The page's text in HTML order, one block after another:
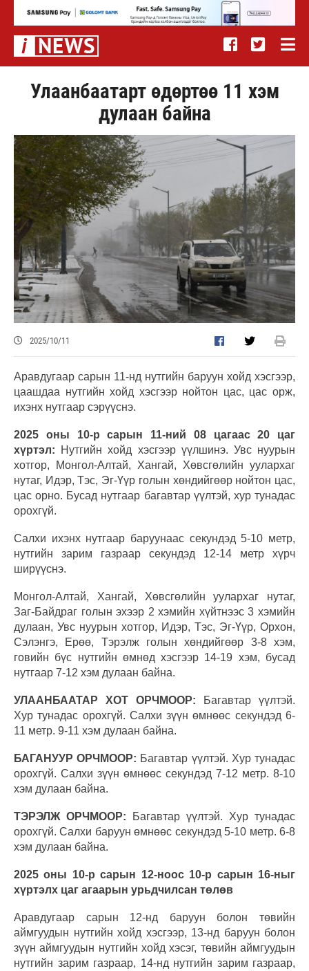
Улаанбаатарт өдөртөө 11 хэм
дулаан байна
2025/10/11
Аравдугаар сарын 11-нд нутгийн баруун хойд хэсгээр,
цаашдаа нутгийн хойд хэсгээр нойтон цас, цас орж,
ихэнх нутгаар сэрүүснэ.
2025 оны 10-р сарын 11-ний 08 цагаас 20 цаг
хүртэл:
Нутгийн хойд хэсгээр үүлшинэ. Увс нуурын
хотгор, Монгол-Алтай, Хангай, Хөвсгөлийн уулархаг
нутаг, Идэр, Тэс, Эг-Үүр голын хөндийгөөр нойтон цас,
цас орно. Бусад нутгаар багавтар үүлтэй, хур тунадас
орохгүй.
Салхи ихэнх нутгаар баруунаас секундэд 5-10 метр,
нутгийн зарим газраар секундэд 12-14 метр хүрч
ширүүснэ.
Монгол-Алтай, Хангай, Хөвсгөлийн уулархаг нутаг,
Заг-Байдраг голын эхээр 2 хэмийн хүйтнээс 3 хэмийн
дулаан, Увс нуурын хотгор, Идэр, Тэс, Эг-Үүр, Орхон,
Сэлэнгэ, Ерөө, Тэрэлж голын хөндийгөөр 3-8 хэм,
говийн бүс нутгийн өмнөд хэсгээр 14-19 хэм, бусад
нутгаар 7-12 хэм дулаан байна.
УЛААНБААТАР ХОТ ОРЧМООР: Багавтар үүлтэй.
Хур тунадас орохгүй. Салхи зүүн өмнөөс секундэд 6-
11 метр. 9-11 хэм дулаан байна.
БАГАНУУР ОРЧМООР: Багавтар үүлтэй. Хур тунадас
орохгүй. Салхи зүүн өмнөөс секундэд 7-12 метр. 8-10
хэм дулаан байна.
ТЭРЭЛЖ ОРЧМООР: Багавтар үүлтэй. Хур тунадас
орохгүй. Салхи баруун өмнөөс секундэд 5-10 метр. 6-8
хэм дулаан байна.
2025 оны 10-р сарын 12-ноос 10-р сарын 16-ныг
хүртэлх цаг агаарын урьдчилсан төлөв
Аравдугаар сарын 12-нд баруун болон төвийн
аймгуудын нутгийн хойд хэсгээр, 13-нд баруун болон
зүүн аймгуудын нутгийн хойд хэсэг, төвийн аймгуудын
нутгийн зарим газраар, 14-нд нутгийн зарим газраар,